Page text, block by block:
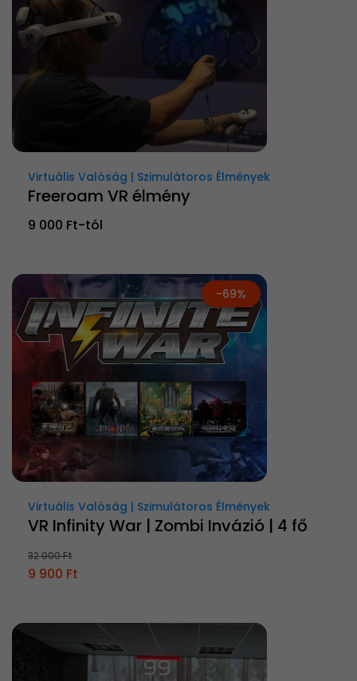
Virtuális Valóság | Szimulátoros Élmények
Freeroam VR élmény
9 000 Ft-tól
-69%
Virtuális Valóság | Szimulátoros Élmények
VR Infinity War | Zombi Invázió | 4 fő
32 000 Ft
9 900 Ft